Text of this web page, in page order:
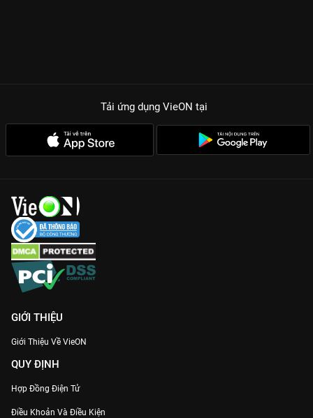
Tải ứng dụng VieON tại
GIỚI THIỆU
Giới Thiệu Về VieON
QUY ĐỊNH
Hợp Đồng Điện Tử
Điều Khoản Và Điều Kiện